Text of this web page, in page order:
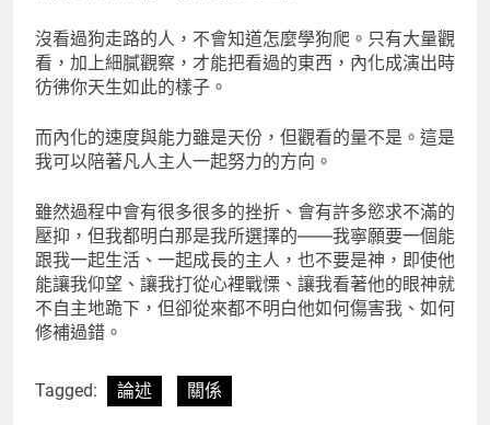
沒看過狗走路的人，不會知道怎麼學狗爬。只有大量觀
看，加上細膩觀察，才能把看過的東西，內化成演出時
彷彿你天生如此的樣子。
而內化的速度與能力雖是天份，但觀看的量不是。這是
我可以陪著凡人主人一起努力的方向。
雖然過程中會有很多很多的挫折、會有許多慾求不滿的
壓抑，但我都明白那是我所選擇的——我寧願要一個能
跟我一起生活、一起成長的主人，也不要是神，即使他
能讓我仰望、讓我打從心裡戰慄、讓我看著他的眼神就
不自主地跪下，但卻從來都不明白他如何傷害我、如何
修補過錯。
Tagged: 論述 關係